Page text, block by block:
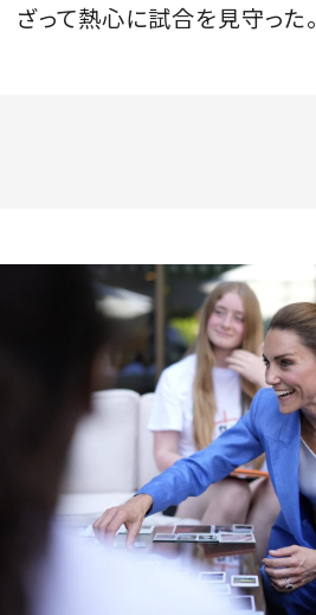
ざって熱心に試合を見守った。